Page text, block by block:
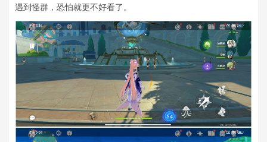
遇到怪群，恐怕就更不好看了。